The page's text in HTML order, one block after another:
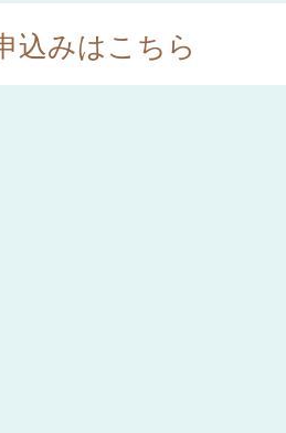
込みはこちら